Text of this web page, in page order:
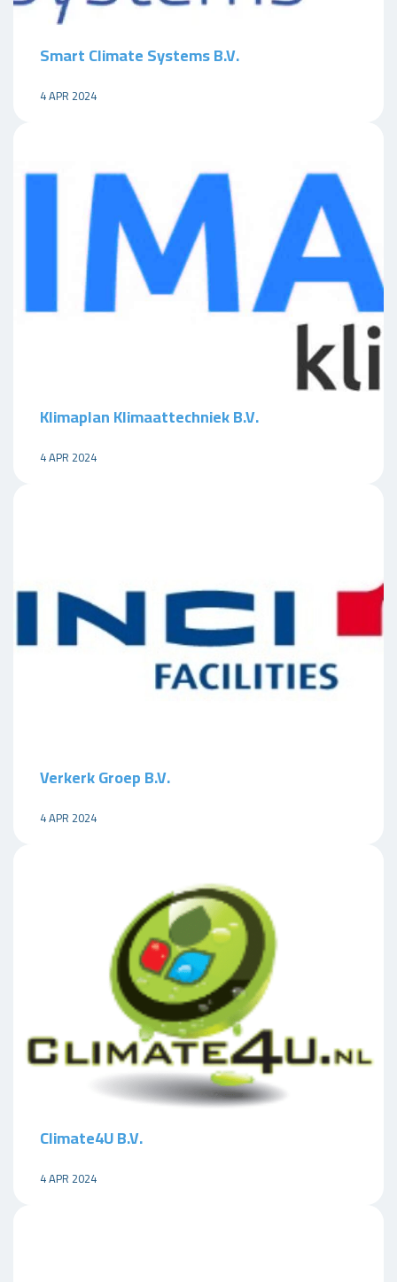
Smart Climate Systems B.V.
4 APR 2024
Klimaplan Klimaattechniek B.V.
4 APR 2024
Verkerk Groep B.V.
4 APR 2024
Climate4U B.V.
4 APR 2024